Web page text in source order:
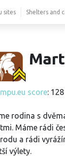
sites Shelters and
score: 128
rodina s
Máme rádi
a rádi
výlety.